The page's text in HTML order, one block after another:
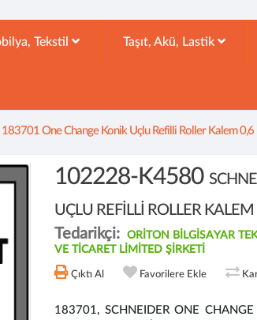
Tekstil Taşıt, Akü, Lastik
183701 One Change Konik Uçlu Refilli Roller Kalem
102228-K4580
UÇLU REFİLLİ ROLLER
Tedarikçi:
ORİTON BİLGİSAYAR
VE TİCARET LİMİTED ŞİRKETİ
Çıktı Al Favorilere Ekle
183701, SCHNEIDER ONE